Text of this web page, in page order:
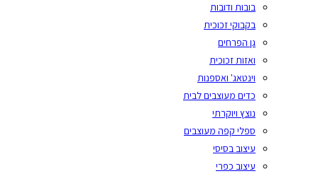
בובות ודובות
בקבוקי זכוכית
גן הפרחים
ואזות זכוכית
וינטאג' ואספנות
כדים מעוצבים לבית
נוצץ ויוקרתי
ספלי קפה מעוצבים
עיצוב בסיסי
עיצוב כפרי